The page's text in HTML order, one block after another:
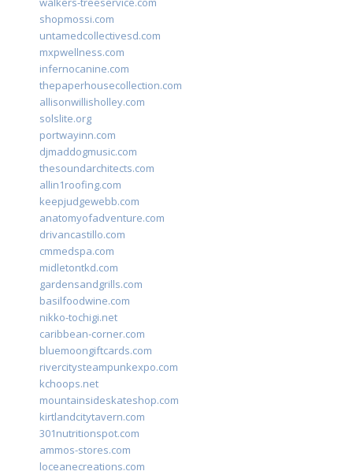
shopmossi.com
untamedcollectivesd.com
mxpwellness.com
infernocanine.com
thepaperhousecollection.com
allisonwillisholley.com
solslite.org
portwayinn.com
djmaddogmusic.com
thesoundarchitects.com
allin1roofing.com
keepjudgewebb.com
anatomyofadventure.com
drivancastillo.com
cmmedspa.com
midletontkd.com
gardensandgrills.com
basilfoodwine.com
nikko-tochigi.net
caribbean-corner.com
bluemoongiftcards.com
rivercitysteampunkexpo.com
kchoops.net
mountainsideskateshop.com
kirtlandcitytavern.com
301nutritionspot.com
ammos-stores.com
loceanecreations.com